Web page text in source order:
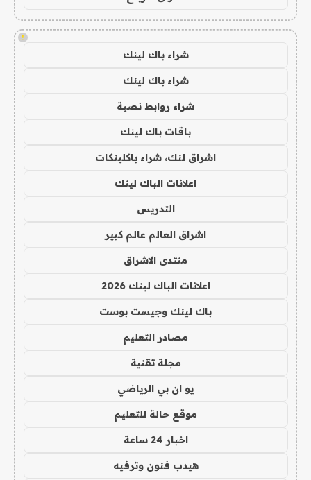
!
شراء باك لينك
شراء باك لينك
شراء روابط نصية
باقات باك لينك
اشراق لنك، شراء باكلينكات
اعلانات الباك لينك
التدريس
اشراق العالم عالم كبير
منتدى الاشراق
اعلانات الباك لينك 2026
باك لينك وجيست بوست
مصادر التعليم
مجلة تقنية
يو ان بي الرياضي
موقع حالة للتعليم
اخبار 24 ساعة
هيدب فنون وترفيه